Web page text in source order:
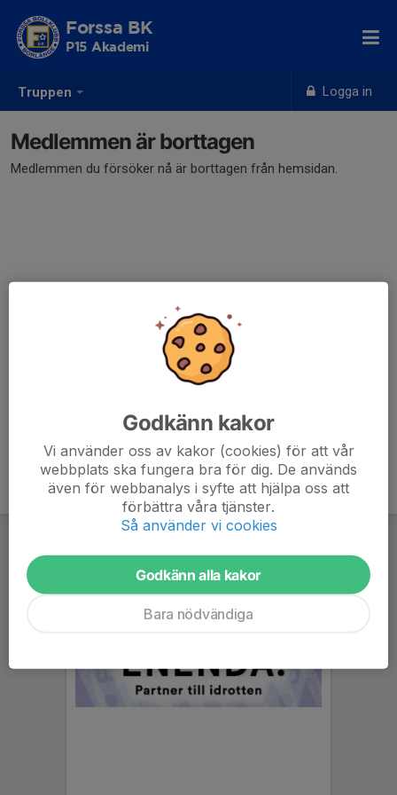
Truppen Logga in
Forssa BK
P15 Akademi
Medlemmen är borttagen
Medlemmen du försöker nå är borttagen från hemsidan.
Godkänn kakor
Vi använder oss av kakor (cookies) för att vår
webbplats ska fungera bra för dig. De används
även för webbanalys i syfte att hjälpa oss att
förbättra våra tjänster.
Så använder vi cookies
Godkänn alla kakor
Bara nödvändiga